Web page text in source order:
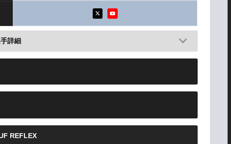
詳細
REFLEX